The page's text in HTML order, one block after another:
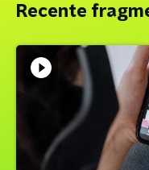
Recente